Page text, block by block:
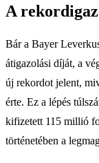
A
Bár a Bayer
átigazolási díját, a
új rekordot jelent,
érte. Ez a lépés
kifizetett 115 millió
történetében a